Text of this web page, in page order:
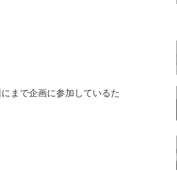
にまで企画に参加しているた